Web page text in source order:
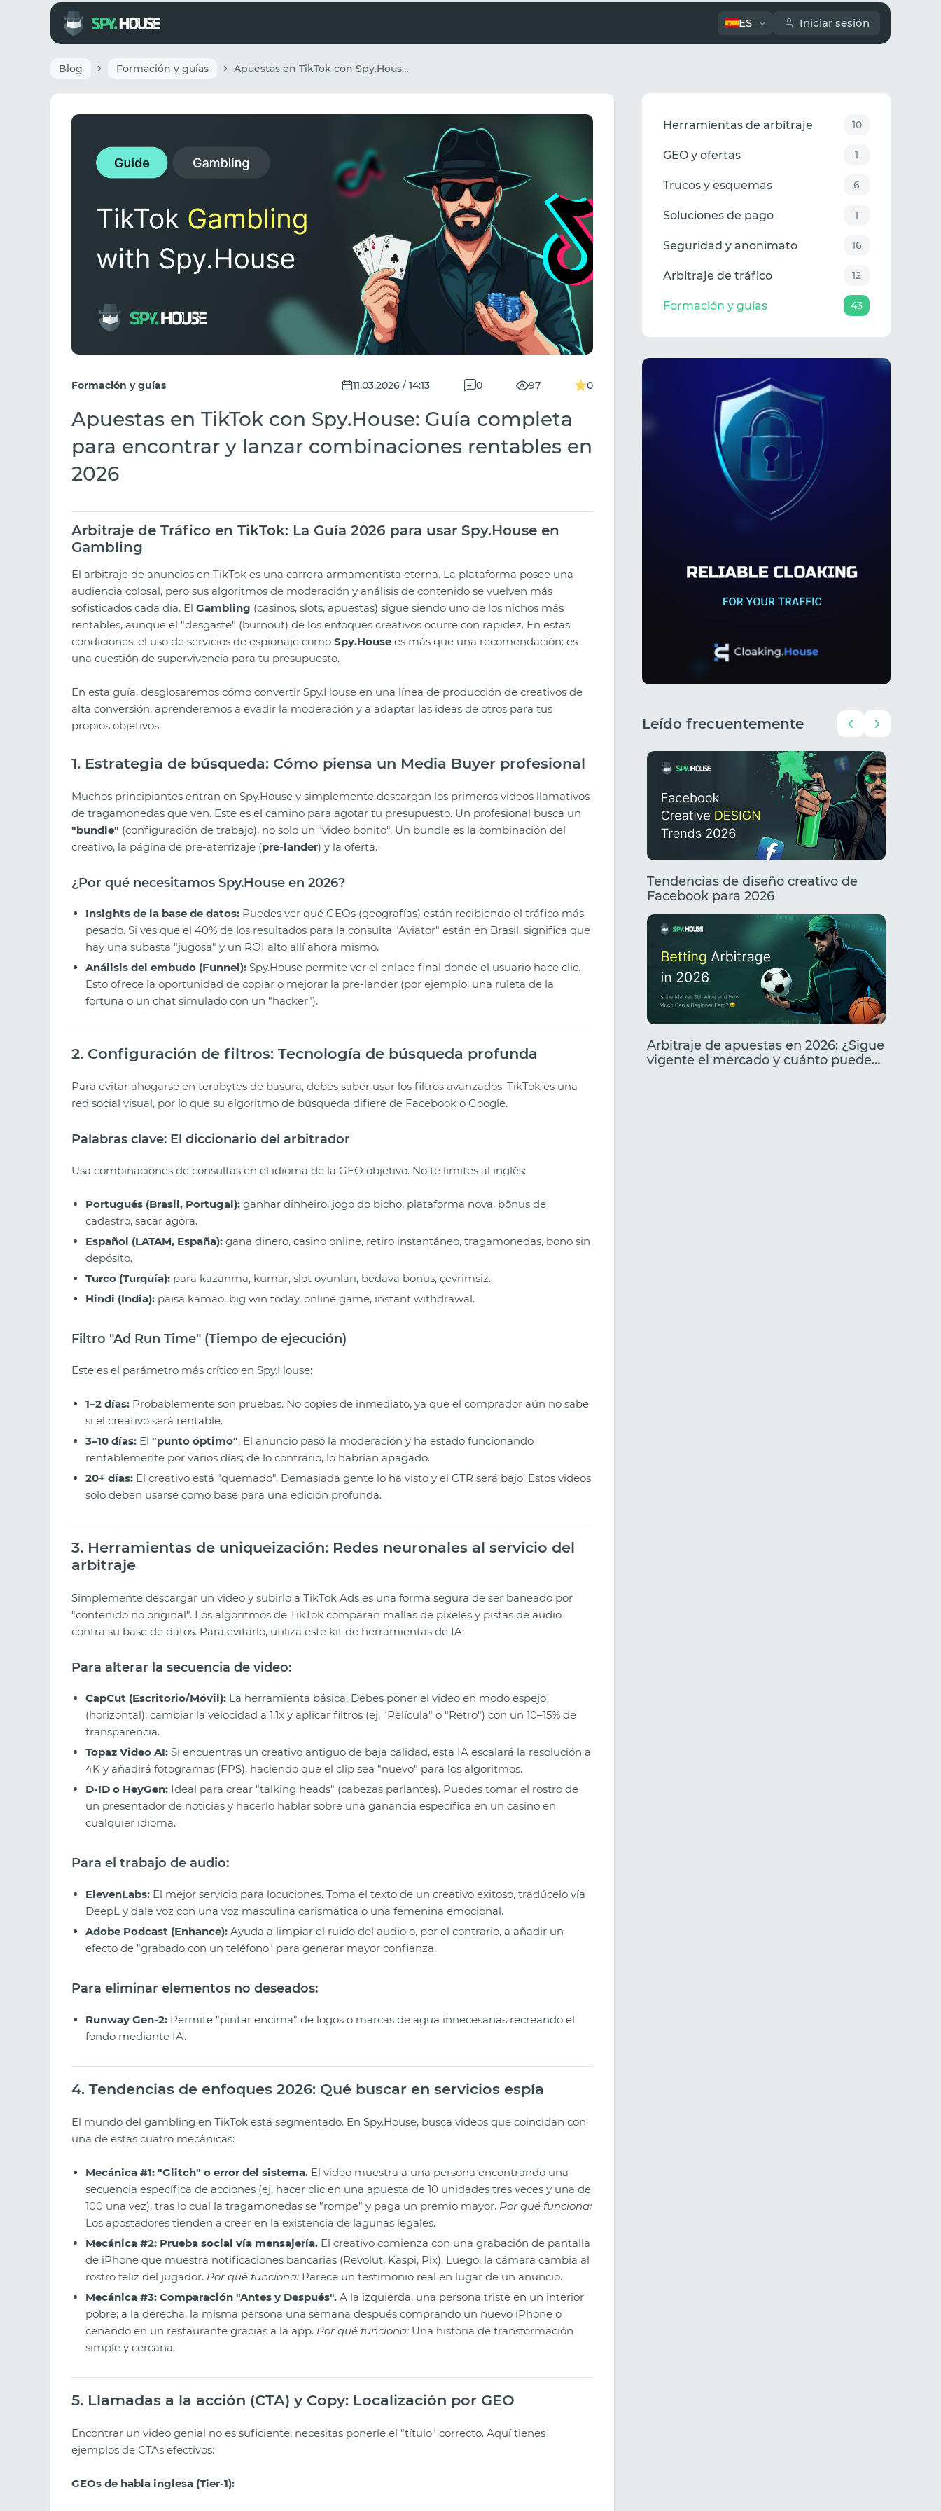
ES Iniciar sesión
Blog Formación y guías Apuestas en TikTok con Spy.House: Guía completa para encontrar y lanzar combinaciones rentables en 2026
Formación y guías 11.03.2026 / 14:13 0 97 0
Apuestas en TikTok con Spy.House: Guía completa
para encontrar y lanzar combinaciones rentables en
2026
Arbitraje de Tráfico en TikTok: La Guía 2026 para usar Spy.House en
Gambling
El arbitraje de anuncios en TikTok es una carrera armamentista eterna. La plataforma posee una
audiencia colosal, pero sus algoritmos de moderación y análisis de contenido se vuelven más
sofisticados cada día. El Gambling (casinos, slots, apuestas) sigue siendo uno de los nichos más
rentables, aunque el "desgaste" (burnout) de los enfoques creativos ocurre con rapidez. En estas
condiciones, el uso de servicios de espionaje como Spy.House es más que una recomendación: es
una cuestión de supervivencia para tu presupuesto.
En esta guía, desglosaremos cómo convertir Spy.House en una línea de producción de creativos de
alta conversión, aprenderemos a evadir la moderación y a adaptar las ideas de otros para tus
propios objetivos.
1. Estrategia de búsqueda: Cómo piensa un Media Buyer profesional
Muchos principiantes entran en Spy.House y simplemente descargan los primeros videos llamativos
de tragamonedas que ven. Este es el camino para agotar tu presupuesto. Un profesional busca un
"bundle" (configuración de trabajo), no solo un "video bonito". Un bundle es la combinación del
creativo, la página de pre-aterrizaje (pre-lander) y la oferta.
¿Por qué necesitamos Spy.House en 2026?
Insights de la base de datos: Puedes ver qué GEOs (geografías) están recibiendo el tráfico más
pesado. Si ves que el 40% de los resultados para la consulta "Aviator" están en Brasil, significa que
hay una subasta "jugosa" y un ROI alto allí ahora mismo.
Análisis del embudo (Funnel): Spy.House permite ver el enlace final donde el usuario hace clic.
Esto ofrece la oportunidad de copiar o mejorar la pre-lander (por ejemplo, una ruleta de la
fortuna o un chat simulado con un "hacker").
2. Configuración de filtros: Tecnología de búsqueda profunda
Para evitar ahogarse en terabytes de basura, debes saber usar los filtros avanzados. TikTok es una
red social visual, por lo que su algoritmo de búsqueda difiere de Facebook o Google.
Palabras clave: El diccionario del arbitrador
Usa combinaciones de consultas en el idioma de la GEO objetivo. No te limites al inglés:
Portugués (Brasil, Portugal): ganhar dinheiro, jogo do bicho, plataforma nova, bônus de
cadastro, sacar agora.
Español (LATAM, España): gana dinero, casino online, retiro instantáneo, tragamonedas, bono sin
depósito.
Turco (Turquía): para kazanma, kumar, slot oyunları, bedava bonus, çevrimsiz.
Hindi (India): paisa kamao, big win today, online game, instant withdrawal.
Filtro "Ad Run Time" (Tiempo de ejecución)
Este es el parámetro más crítico en Spy.House:
1–2 días: Probablemente son pruebas. No copies de inmediato, ya que el comprador aún no sabe
si el creativo será rentable.
3–10 días: El "punto óptimo". El anuncio pasó la moderación y ha estado funcionando
rentablemente por varios días; de lo contrario, lo habrían apagado.
20+ días: El creativo está "quemado". Demasiada gente lo ha visto y el CTR será bajo. Estos videos
solo deben usarse como base para una edición profunda.
3. Herramientas de uniqueización: Redes neuronales al servicio del
arbitraje
Simplemente descargar un video y subirlo a TikTok Ads es una forma segura de ser baneado por
"contenido no original". Los algoritmos de TikTok comparan mallas de píxeles y pistas de audio
contra su base de datos. Para evitarlo, utiliza este kit de herramientas de IA:
Para alterar la secuencia de video:
CapCut (Escritorio/Móvil): La herramienta básica. Debes poner el video en modo espejo
(horizontal), cambiar la velocidad a 1.1x y aplicar filtros (ej. "Película" o "Retro") con un 10–15% de
transparencia.
Topaz Video AI: Si encuentras un creativo antiguo de baja calidad, esta IA escalará la resolución a
4K y añadirá fotogramas (FPS), haciendo que el clip sea "nuevo" para los algoritmos.
D-ID o HeyGen: Ideal para crear "talking heads" (cabezas parlantes). Puedes tomar el rostro de
un presentador de noticias y hacerlo hablar sobre una ganancia específica en un casino en
cualquier idioma.
Para el trabajo de audio:
ElevenLabs: El mejor servicio para locuciones. Toma el texto de un creativo exitoso, tradúcelo vía
DeepL y dale voz con una voz masculina carismática o una femenina emocional.
Adobe Podcast (Enhance): Ayuda a limpiar el ruido del audio o, por el contrario, a añadir un
efecto de "grabado con un teléfono" para generar mayor confianza.
Para eliminar elementos no deseados:
Runway Gen-2: Permite "pintar encima" de logos o marcas de agua innecesarias recreando el
fondo mediante IA.
4. Tendencias de enfoques 2026: Qué buscar en servicios espía
El mundo del gambling en TikTok está segmentado. En Spy.House, busca videos que coincidan con
una de estas cuatro mecánicas:
Mecánica #1: "Glitch" o error del sistema. El video muestra a una persona encontrando una
secuencia específica de acciones (ej. hacer clic en una apuesta de 10 unidades tres veces y una de
100 una vez), tras lo cual la tragamonedas se "rompe" y paga un premio mayor. Por qué funciona:
Los apostadores tienden a creer en la existencia de lagunas legales.
Mecánica #2: Prueba social vía mensajería. El creativo comienza con una grabación de pantalla
de iPhone que muestra notificaciones bancarias (Revolut, Kaspi, Pix). Luego, la cámara cambia al
rostro feliz del jugador. Por qué funciona: Parece un testimonio real en lugar de un anuncio.
Mecánica #3: Comparación "Antes y Después". A la izquierda, una persona triste en un interior
pobre; a la derecha, la misma persona una semana después comprando un nuevo iPhone o
cenando en un restaurante gracias a la app. Por qué funciona: Una historia de transformación
simple y cercana.
5. Llamadas a la acción (CTA) y Copy: Localización por GEO
Encontrar un video genial no es suficiente; necesitas ponerle el "título" correcto. Aquí tienes
ejemplos de CTAs efectivos:
GEOs de habla inglesa (Tier-1):
Herramientas de arbitraje 10
GEO y ofertas 1
Trucos y esquemas 6
Soluciones de pago 1
Seguridad y anonimato 16
Arbitraje de tráfico 12
Formación y guías 43
Leído frecuentemente
Tendencias de diseño creativo de
Facebook para 2026
Arbitraje de apuestas en 2026: ¿Sigue
vigente el mercado y cuánto puede